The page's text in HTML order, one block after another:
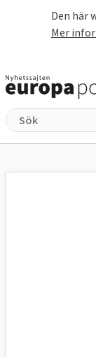
Den här
Mer